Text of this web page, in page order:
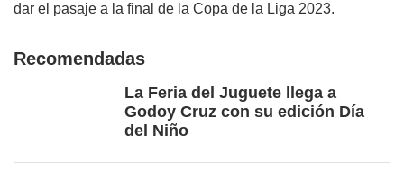
dar el pasaje a la final de la Copa de la Liga 2023.
Recomendadas
La Feria del Juguete llega a
Godoy Cruz con su edición Día
del Niño